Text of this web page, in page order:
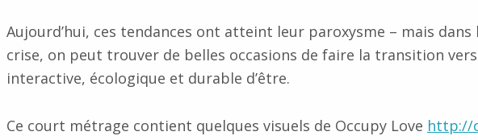
Aujourd’hui, ces tendances ont atteint leur paroxysme – mais dans
crise, on peut trouver de belles occasions de faire la transition
interactive, écologique et durable d’être.
Ce court métrage contient quelques visuels de Occupy Love http://